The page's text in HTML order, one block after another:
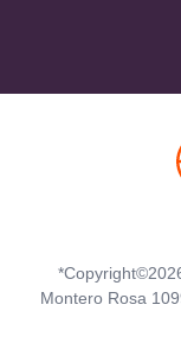
Montero Rosa